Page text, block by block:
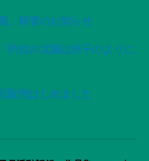
」移管のお知らせ
灼位の太陽は赤子のように
販売はじめました